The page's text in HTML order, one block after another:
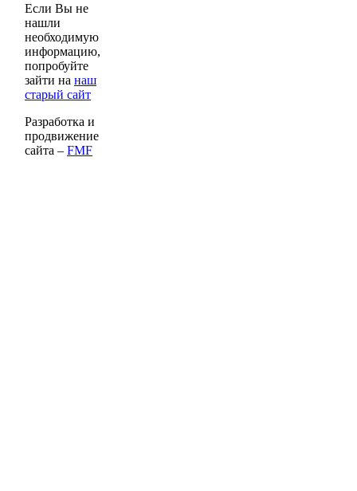
Если Вы не
нашли
необходимую
информацию,
попробуйте
зайти на наш
старый сайт
Разработка и
продвижение
сайта – FMF